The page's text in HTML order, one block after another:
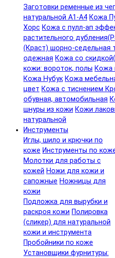
Заготовки ременные из
натуральной А1-А4 Кожа
Хорс Кожа с пулл-ап
растительного
(Краст) шорно-седельная
одежная Кожа со
кожи: вороток, полы Кожа
Кожа Нубук Кожа
цвет Кожа с тиснением
обувная, автомобильная
шнуры из кожи Кожи
натуральной
Инструменты
Иглы, шило и крючки по
коже Инструменты по
Молотки для работы с
кожей Ножи для кожи и
сапожные Ножницы для
кожи
Подложка для вырубки и
раскроя кожи Полировка
(сликер) для натуральной
кожи и инструмента
Пробойники по коже
Установщики фурнитуры: